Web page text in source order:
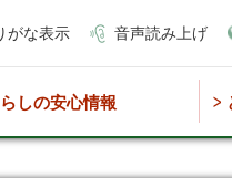
がな表示 音声読み上げ
らしの安心情報